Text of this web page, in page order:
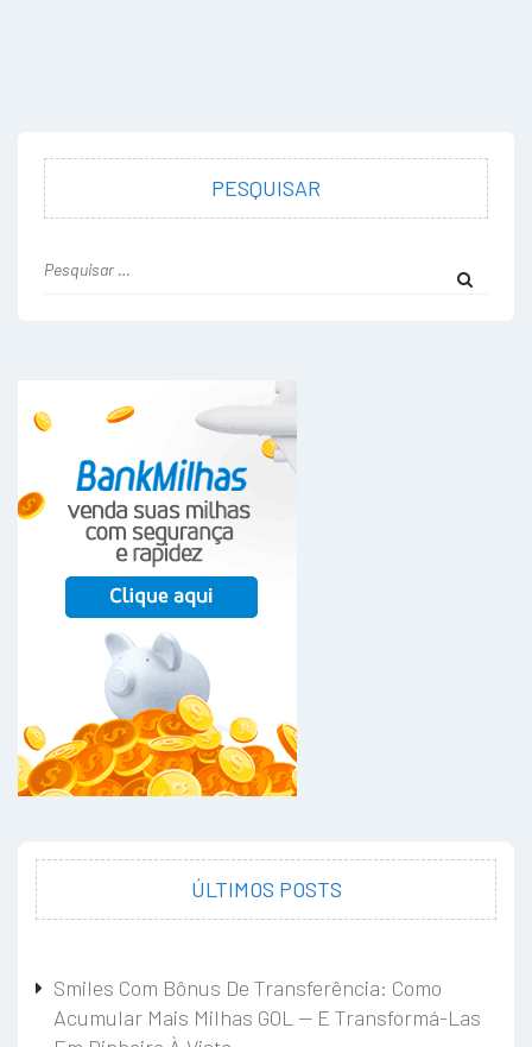
PESQUISAR
ÚLTIMOS POSTS
Smiles Com Bônus De Transferência: Como
Acumular Mais Milhas GOL — E Transformá-Las